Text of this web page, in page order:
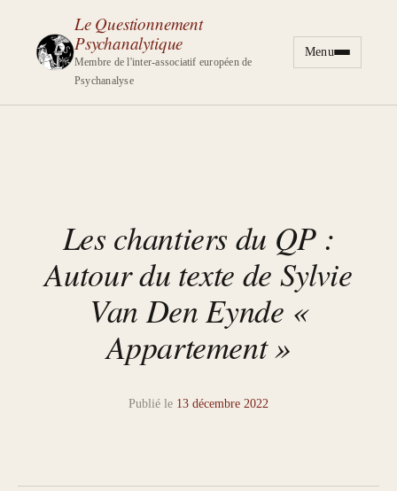
Le Questionnement
Psychanalytique
Membre de l'inter-associatif européen de
Psychanalyse
Aller au
Menu
Les chantiers du QP :
Autour du texte de Sylvie
Van Den Eynde «
Appartement »
Publié le 13 décembre 2022